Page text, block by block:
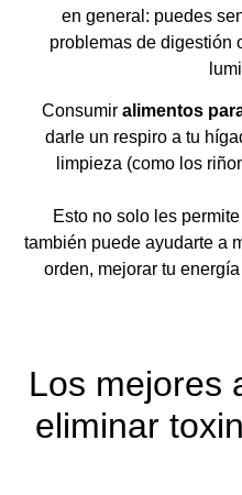
en general: puedes
problemas de digestión
Consumir alimentos
darle un respiro a tu
limpieza (como los
Esto no solo les
también puede ayudarte a
orden, mejorar tu
Los mejores
eliminar